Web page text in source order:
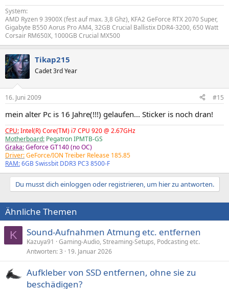
System:
AMD Ryzen 9 3900X (fest auf max. 3,8 Ghz), KFA2 GeForce RTX 2070 Super,
Gigabyte B550 Aorus Pro AM4, 32GB Crucial Ballistix DDR4-3200, 650 Watt
Corsair RM650X, 1000GB Crucial MX500
Tikap215
Cadet 3rd Year
16. Juni 2009 #15
mein alter Pc is 16 Jahre(!!!) gelaufen... Sticker is noch dran!
CPU:Intel(R) Core(TM) i7 CPU 920 @ 2.67GHz
Motherboard: Pegatron IPMTB-GS
Graka:Geforce GT140 (no OC)
Driver:GeForce/ION Treiber Release 185.85
RAM:6GB Swissbit DDR3 PC3 8500-F
Du musst dich einloggen oder registrieren, um hier zu antworten.
Ähnliche Themen
K Sound-Aufnahmen Atmung etc. entfernen
Kazuya91
Gaming-Audio, Streaming-Setups, Podcasting etc.
Antworten 3 19. Januar 2026
Aufkleber von SSD entfernen, ohne sie zu
beschädigen?